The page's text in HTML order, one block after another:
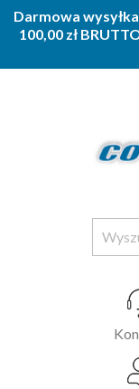
Darmowa
100,00 zł